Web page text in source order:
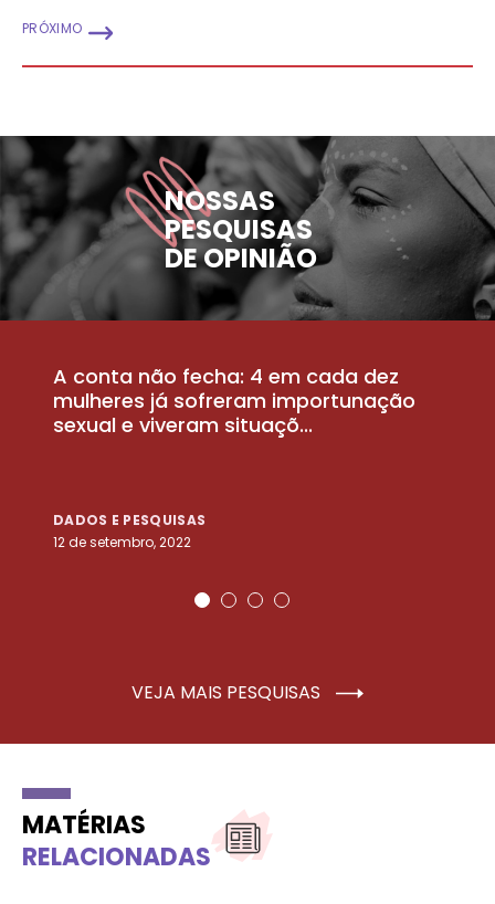
PRÓXIMO
NOSSAS
PESQUISAS
DE OPINIÃO
A conta não fecha: 4 em cada dez
mulheres já sofreram importunação
sexual e viveram situaçõ...
DADOS E PESQUISAS
12 de setembro, 2022
VEJA MAIS PESQUISAS
MATÉRIAS
RELACIONADAS